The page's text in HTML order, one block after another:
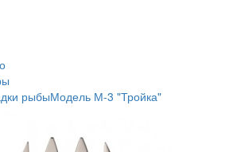
рыбыМодель М-3 "Тройка"